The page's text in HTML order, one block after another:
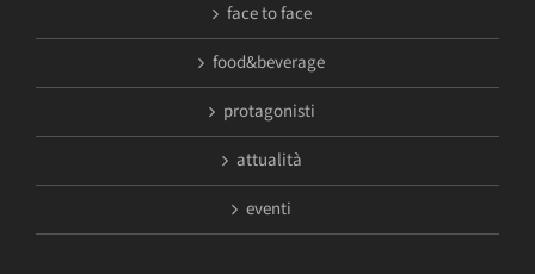
face to face
food&beverage
protagonisti
attualità
eventi